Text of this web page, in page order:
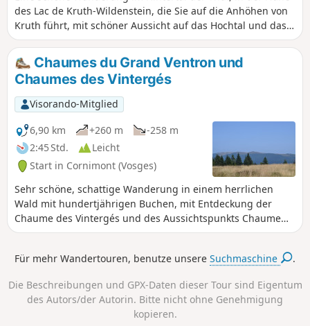
des Lac de Kruth-Wildenstein, die Sie auf die Anhöhen von
Kruth führt, mit schöner Aussicht auf das Hochtal und das
Rossberg-Thannerhubel-Massiv.
Chaumes du Grand Ventron und
Chaumes des Vintergés
Visorando-Mitglied
6,90 km
+260 m
-258 m
2:45 Std.
Leicht
Start in Cornimont (Vosges)
Sehr schöne, schattige Wanderung in einem herrlichen
Wald mit hundertjährigen Buchen, mit Entdeckung der
Chaume des Vintergés und des Aussichtspunkts Chaume
du Grand Ventron mit Blick auf die Bergkämme (Markstein,
Für mehr Wandertouren, benutze unsereSuchmaschine .
Die Beschreibungen und GPX-Daten dieser Tour sind Eigentum
des Autors/der Autorin. Bitte nicht ohne Genehmigung
kopieren.